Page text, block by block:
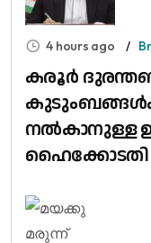
4 hours ago
കരൂർ
നൽകാനുള്ള
ഹൈക്കോടതി